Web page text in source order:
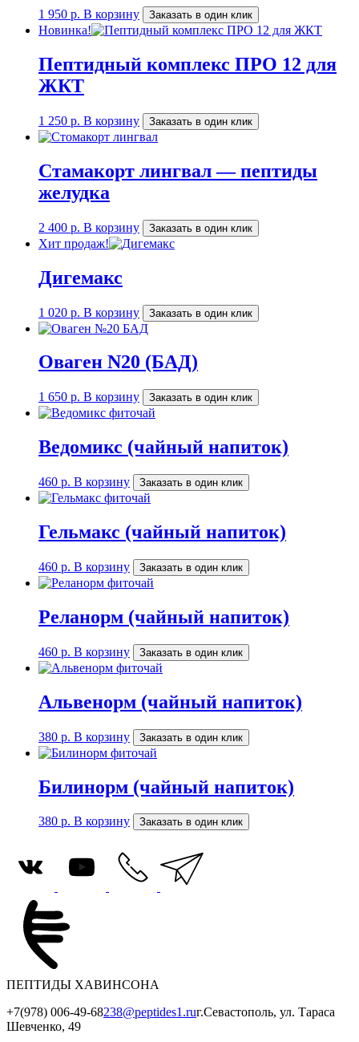
1 950 р. В корзину Заказать в один клик
Новинка!
Пептидный комплекс ПРО 12 для
ЖКТ
1 250 р. В корзину Заказать в один клик
Стамакорт лингвал — пептиды
желудка
2 400 р. В корзину Заказать в один клик
Хит продаж!
Дигемакс
1 020 р. В корзину Заказать в один клик
Оваген N20 (БАД)
1 650 р. В корзину Заказать в один клик
Ведомикс (чайный напиток)
460 р. В корзину Заказать в один клик
Гельмакс (чайный напиток)
460 р. В корзину Заказать в один клик
Реланорм (чайный напиток)
460 р. В корзину Заказать в один клик
Альвенорм (чайный напиток)
380 р. В корзину Заказать в один клик
Билинорм (чайный напиток)
380 р. В корзину Заказать в один клик
ПЕПТИДЫ ХАВИНСОНА
+7(978) 006-49-68238@peptides1.ruг.Севастополь, ул. Тараса
Шевченко, 49